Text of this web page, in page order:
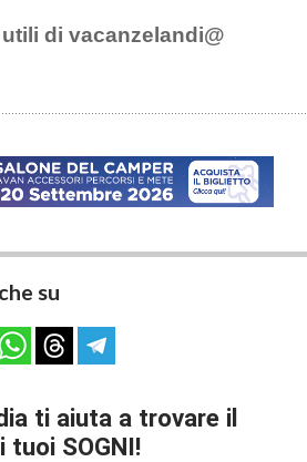
utili di vacanzelandi@
su
ti aiuta a trovare il
tuoi SOGNI!